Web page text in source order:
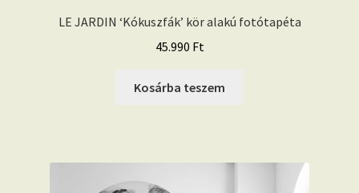
LE JARDIN ‘Kókuszfák’ kör alakú fotótapéta
45.990 Ft
Kosárba teszem